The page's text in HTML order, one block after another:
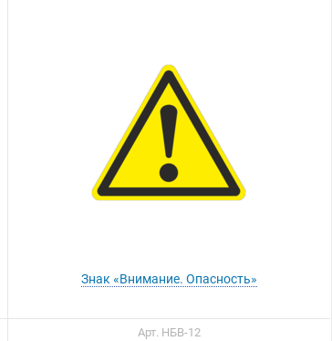
Знак «Внимание. Опасность»
Арт. НБВ-12